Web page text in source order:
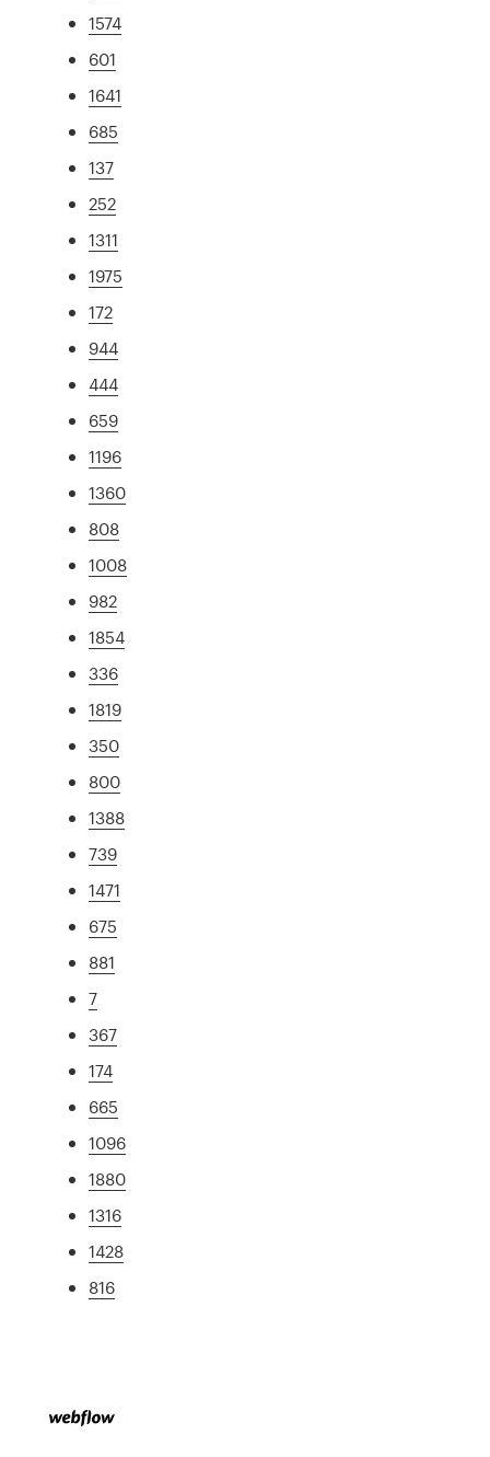
1574
601
1641
685
137
252
1311
1975
172
944
444
659
1196
1360
808
1008
982
1854
336
1819
350
800
1388
739
1471
675
881
7
367
174
665
1096
1880
1316
1428
816